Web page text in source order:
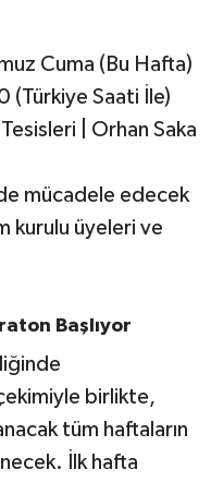
Cuma (Bu Hafta)
(Türkiye Saati İle)
| Orhan Saka
mücadele edecek
kurulu üyeleri ve
Başlıyor
birlikte,
tüm haftaların
İlk hafta